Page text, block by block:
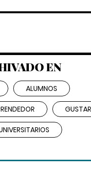
EN
ALUMNOS